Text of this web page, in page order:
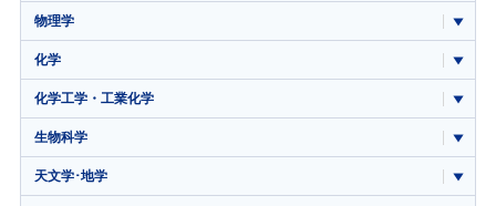
物理学
化学
化学工学・工業化学
生物科学
天文学･地学